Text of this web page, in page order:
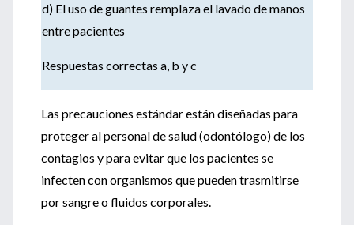
d) El uso de guantes remplaza el lavado de manos
entre pacientes
Respuestas correctas a, b y c
Las precauciones estándar están diseñadas para
proteger al personal de salud (odontólogo) de los
contagios y para evitar que los pacientes se
infecten con organismos que pueden trasmitirse
por sangre o fluidos corporales.